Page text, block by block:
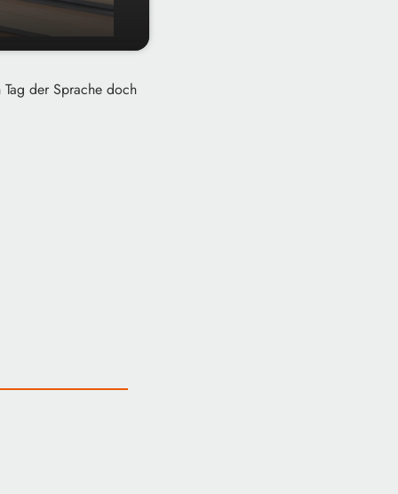
der Sprache doch